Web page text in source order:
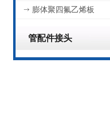
膨体聚四氟乙烯板
管配件接头